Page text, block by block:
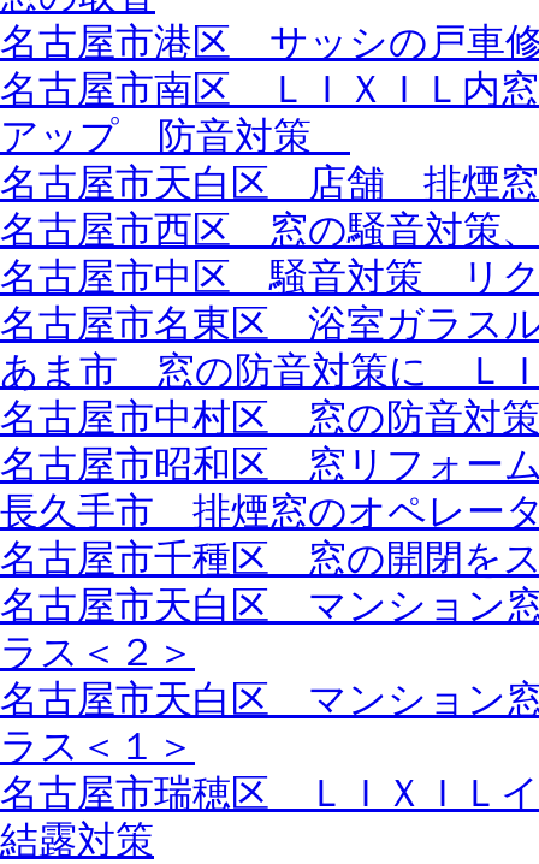
名古屋市港区 サッシの戸車
名古屋市南区 ＬＩＸＩＬ内
アップ 防音対策
名古屋市天白区 店舗 排煙
名古屋市西区 窓の騒音対策
名古屋市中区 騒音対策 リ
名古屋市名東区 浴室ガラス
あま市 窓の防音対策に Ｌ
名古屋市中村区 窓の防音対
名古屋市昭和区 窓リフォー
長久手市 排煙窓のオペレー
名古屋市千種区 窓の開閉を
名古屋市天白区 マンション
ラス＜２＞
名古屋市天白区 マンション
ラス＜１＞
名古屋市瑞穂区 ＬＩＸＩ
結露対策